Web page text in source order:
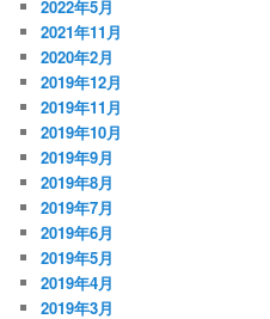
2022年5月
2021年11月
2020年2月
2019年12月
2019年11月
2019年10月
2019年9月
2019年8月
2019年7月
2019年6月
2019年5月
2019年4月
2019年3月